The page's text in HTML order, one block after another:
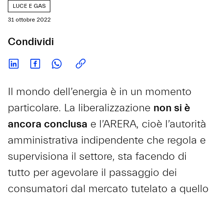
LUCE E GAS
31 ottobre 2022
Condividi
Il mondo dell’energia è in un momento
particolare. La liberalizzazione non si è
ancora conclusa e l’ARERA, cioè l’autorità
amministrativa indipendente che regola e
supervisiona il settore, sta facendo di
tutto per agevolare il passaggio dei
consumatori dal mercato tutelato a quello